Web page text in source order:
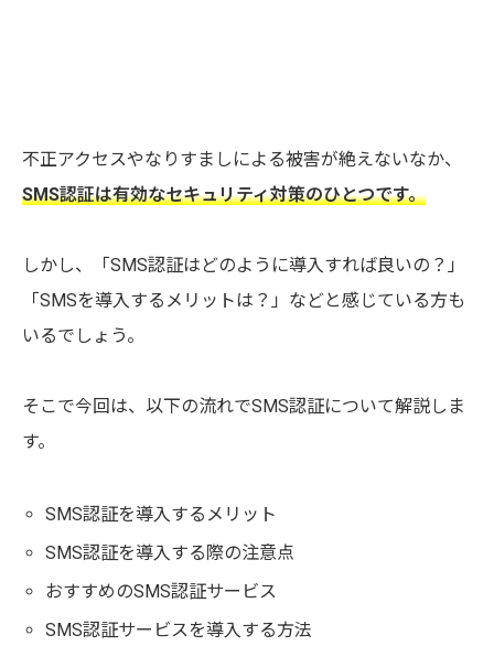
不正アクセスやなりすましによる被害が絶えないなか、
SMS認証は有効なセキュリティ対策のひとつです。
しかし、「SMS認証はどのように導入すれば良いの？」
「SMSを導入するメリットは？」などと感じている方も
いるでしょう。
そこで今回は、以下の流れでSMS認証について解説しま
す。
SMS認証を導入するメリット
SMS認証を導入する際の注意点
おすすめのSMS認証サービス
SMS認証サービスを導入する方法